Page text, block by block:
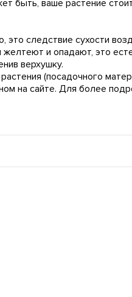
быть, ваше растение
это следствие сухости
и опадают, это
верхушку.
(посадочного
на сайте. Для более